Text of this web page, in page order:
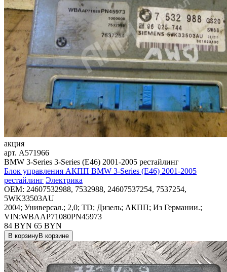
акция
арт. A571966
BMW 3-Series 3-Series (E46) 2001-2005 рестайлинг
Блок управления АКПП BMW 3-Series (E46) 2001-2005
рестайлинг Электрика
OEM: 24607532988, 7532988, 24607537254, 7537254,
5WK33503AU
2004; Универсал.; 2,0; TD; Дизель; АКПП; Из Германии.;
VIN:WBAAP71080PN45973
84 BYN 65 BYN
В корзинуВ корзине